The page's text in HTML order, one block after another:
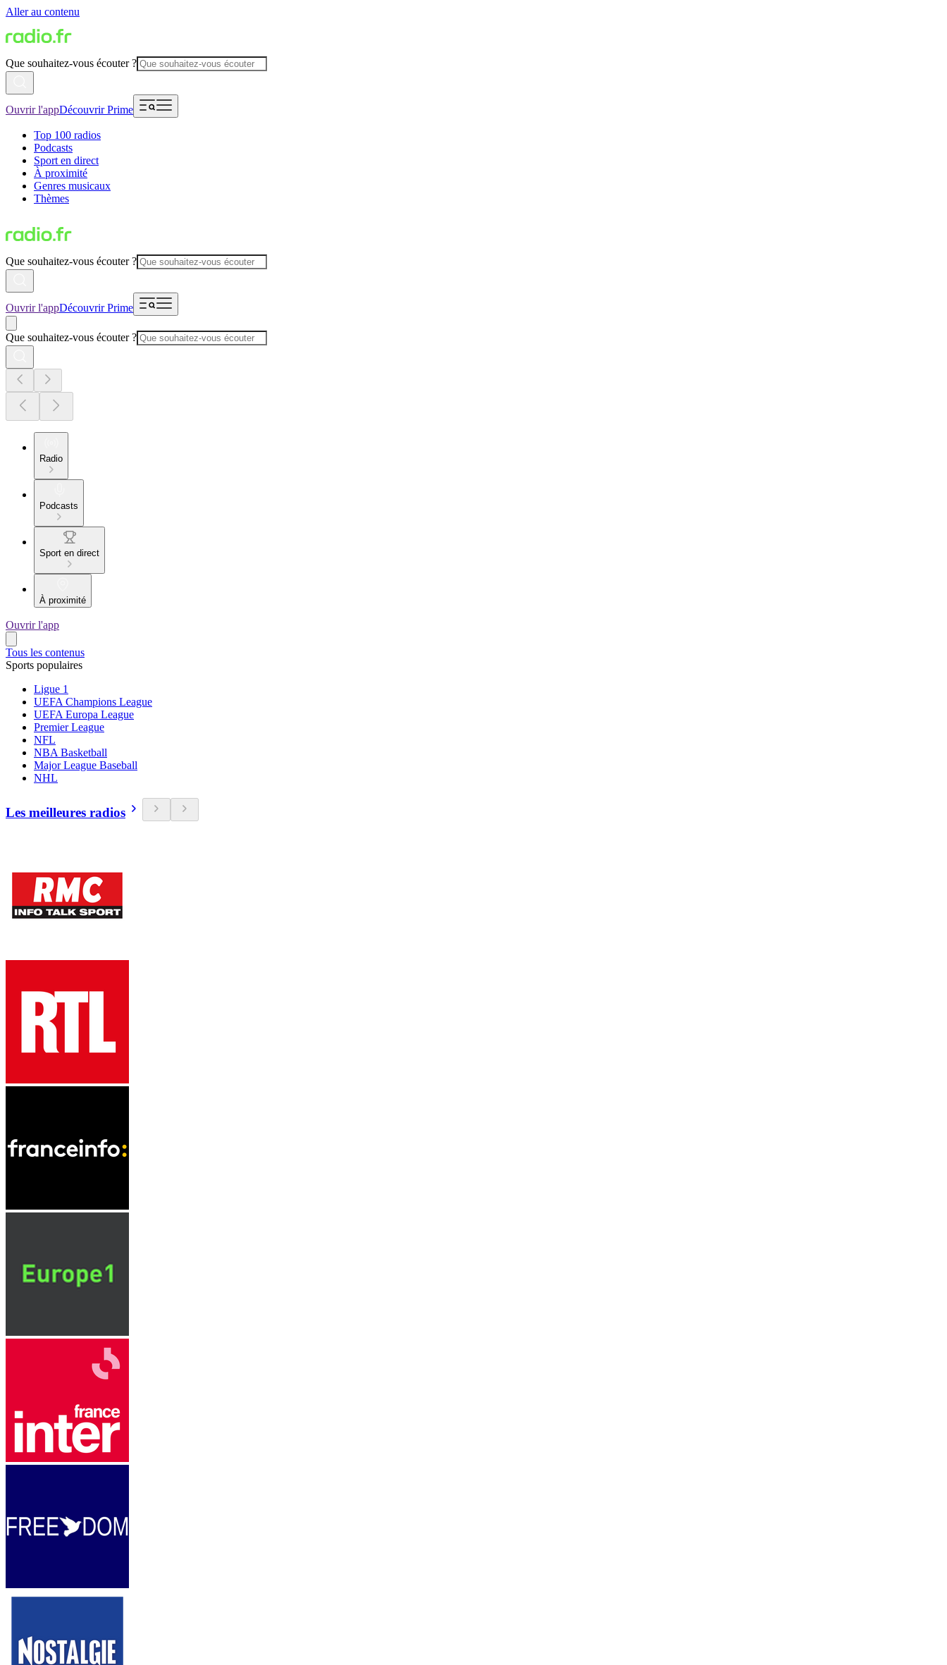
Aller au contenu
Que souhaitez-vous écouter ?
Ouvrir l'appDécouvrir Prime
Top 100 radios
Podcasts
Sport en direct
À proximité
Genres musicaux
Thèmes
Que souhaitez-vous écouter ?
Ouvrir l'appDécouvrir Prime
Que souhaitez-vous écouter ?
Radio
Podcasts
Sport en direct
À proximité
Ouvrir l'app
Tous les contenus
Sports populaires
Ligue 1
UEFA Champions League
UEFA Europa League
Premier League
NFL
NBA Basketball
Major League Baseball
NHL
Les meilleures radios